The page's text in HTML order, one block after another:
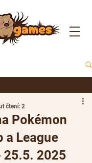
Pokémon
a League
25.5. 2025
čtení: 2